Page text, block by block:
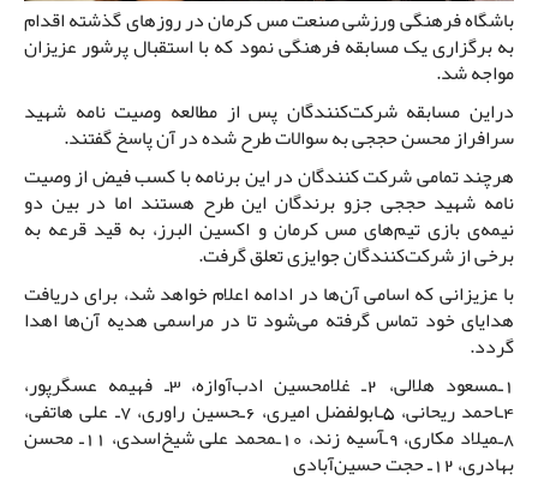
باشگاه فرهنگی ورزشی صنعت مس کرمان در روزهای گذشته اقدام
به برگزاری یک مسابقه فرهنگی نمود که با استقبال پرشور عزیزان
مواجه شد.
دراین مسابقه شرکت‌کنندگان پس از مطالعه وصیت نامه شهید
سرافراز محسن حججی به سوالات طرح شده در آن پاسخ گفتند.
هرچند تمامی شرکت کنندگان در این برنامه با کسب فیض از وصیت
نامه شهید حججی جزو برندگان این طرح هستند اما در بین دو
نیمه‌ی بازی تیم‌های مس کرمان و اکسین البرز، به قید قرعه به
برخی از شرکت‌کنندگان جوایزی تعلق گرفت.
با عزیزانی که اسامی آن‌ها در ادامه اعلام خواهد شد، برای دریافت
هدایای خود تماس گرفته می‌شود تا در مراسمی هدیه آن‌ها اهدا
گردد.
1ـمسعود هلالی، 2ـ غلامحسین ادب‌آوازه، 3ـ فهیمه عسگرپور،
4ـاحمد ریحانی، 5ـابولفضل امیری، 6ـحسین راوری، 7ـ علی هاتفی،
8ـمیلاد مکاری، 9ـآسیه زند، 10ـمحمد علی شیخ‌اسدی، 11ـ محسن
بهادری، 12ـ حجت حسین‌آبادی